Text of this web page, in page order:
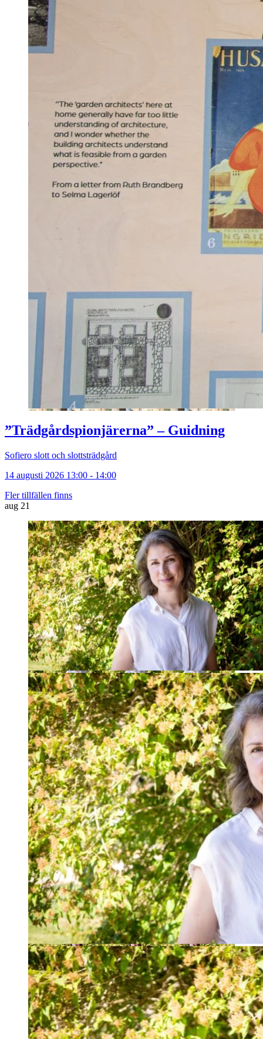
”Trädgårdspionjärerna” – Guidning
Sofiero slott och slottsträdgård
14 augusti 2026 13:00 - 14:00
Fler tillfällen finns
aug 21